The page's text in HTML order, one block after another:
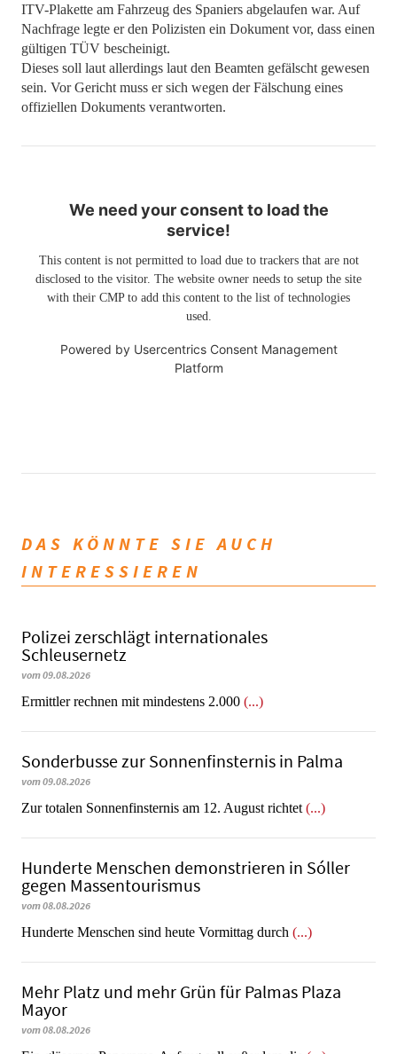
ITV-Plakette am Fahrzeug des Spaniers abgelaufen war. Auf
Nachfrage legte er den Polizisten ein Dokument vor, dass einen
gültigen TÜV bescheinigt.
Dieses soll laut allerdings laut den Beamten gefälscht gewesen
sein. Vor Gericht muss er sich wegen der Fälschung eines
offiziellen Dokuments verantworten.
We need your consent to load the
service!
This content is not permitted to load due to trackers that are not
disclosed to the visitor. The website owner needs to setup the site
with their CMP to add this content to the list of technologies
used.
Powered by Usercentrics Consent Management
Platform
DAS KÖNNTE SIE AUCH
INTERESSIEREN
Polizei zerschlägt internationales
Schleusernetz
vom 09.08.2026
Ermittler rechnen mit mindestens 2.000 (...)
Sonderbusse zur Sonnenfinsternis in Palma
vom 09.08.2026
Zur totalen Sonnenfinsternis am 12. August richtet (...)
Hunderte Menschen demonstrieren in Sóller
gegen Massentourismus
vom 08.08.2026
Hunderte Menschen sind heute Vormittag durch (...)
Mehr Platz und mehr Grün für Palmas Plaza
Mayor
vom 08.08.2026